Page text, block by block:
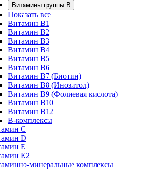
Витамины группы B
Показать все
Витамин B1
Витамин B2
Витамин B3
Витамин B4
Витамин B5
Витамин B6
Витамин B7 (Биотин)
Витамин B8 (Инозитол)
Витамин B9 (Фолиевая кислота)
Витамин B10
Витамин B12
B-комплексы
C
D
E
К2
минеральные комплексы